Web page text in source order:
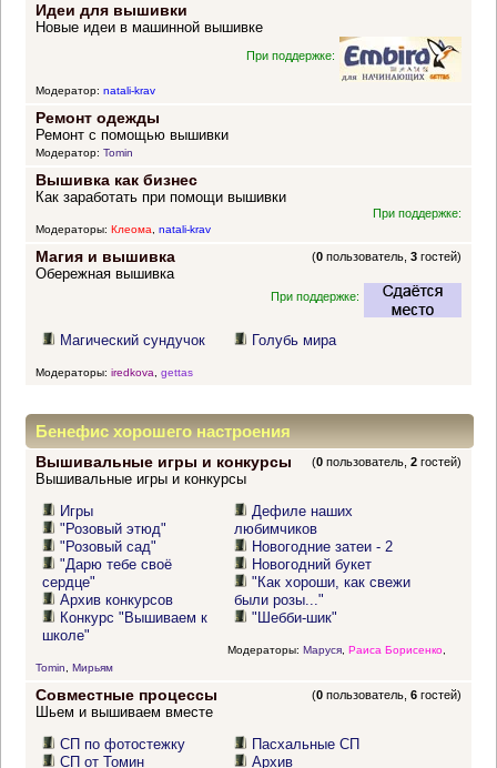
Идеи для вышивки
Новые идеи в машинной вышивке
При поддержке:
Модератор: natali-krav
Ремонт одежды
Ремонт с помощью вышивки
Модератор: Tomin
Вышивка как бизнес
Как заработать при помощи вышивки
При поддержке:
Модераторы: Клеома, natali-krav
Магия и вышивка (0 пользователь,3 гостей)
Обережная вышивка
При поддержке:
Магический сундучок Голубь мира
Модераторы: iredkova gettas
Бенефис хорошего настроения
Вышивальные игры и конкурсы (0 пользователь,2 гостей)
Вышивальные игры и конкурсы
Игры
"Розовый этюд"
"Розовый сад"
"Дарю тебе своё
сердце"
Архив конкурсов
Конкурс "Вышиваем к
школе"
Дефиле наших
любимчиков
Новогодние затеи - 2
Новогодний букет
"Как хороши, как свежи
были розы..."
"Шебби-шик"
Модераторы: Маруся, Раиса Борисенко,
Tomin
Мирьям
Совместные процессы (0 пользователь,6 гостей)
Шьем и вышиваем вместе
СП по фотостежку
СП от Томин
Пасхальные СП
Архив